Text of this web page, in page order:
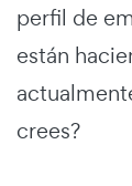
perfil de
están
crees?